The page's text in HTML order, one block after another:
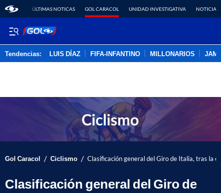
ÚLTIMAS NOTICAS GOL CARACOL UNIDAD INVESTIGATIVA NOTICIAS
Tendencias: LUIS DÍAZ FIFA-INFANTINO MILLONARIOS
Gol Caracol / Ciclismo / Clasificación general del Giro de Italia, tras la
Clasificación general del Giro de